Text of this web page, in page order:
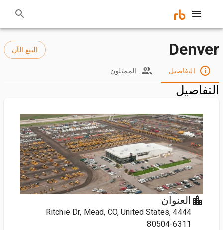
Denver البيع الآن
التفاصيل الممثلون
التفاصيل
العنوان
4444 Ritchie Dr, Mead, CO, United States,
80504-6311